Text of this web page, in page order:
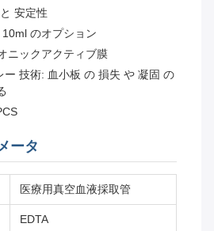
安定性
のオプション
ニックアクティブ膜
ー 技術: 血小板 の 損失 や 凝固 の
ータ
医療用真空血液採取管
EDTA